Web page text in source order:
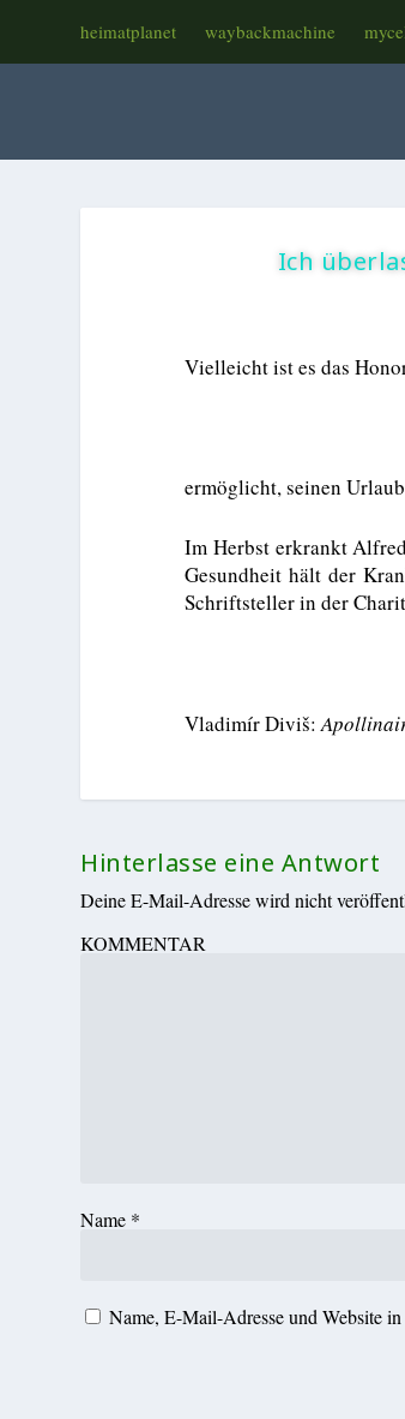
heimatplanet waybackmachine
Ich
Vielleicht ist es das
ermöglicht, seinen
Im Herbst erkrankt
Gesundheit hält der
Schriftsteller in der
Vladimír Diviš:
Hinterlasse eine Antwort
Deine E-Mail-Adresse wird nicht
KOMMENTAR
Name *
Name, E-Mail-Adresse und Website